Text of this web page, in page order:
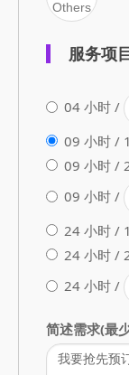
服务项
04 小时 /
09 小时 /
09 小时 /
09 小时 /
24 小时 /
24 小时 /
24 小时 /
简述需求(最